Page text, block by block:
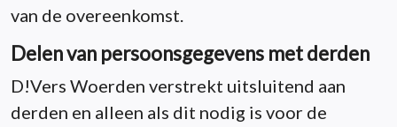
van de overeenkomst.
Delen van persoonsgegevens met derden
D!Vers Woerden verstrekt uitsluitend aan
derden en alleen als dit nodig is voor de